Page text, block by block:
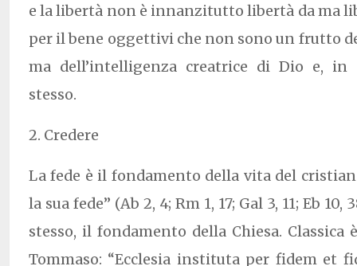
e la libertà non è innanzitutto libertà da ma
per il bene oggettivi che non sono un frutto
ma dell’intelligenza creatrice di Dio e, in
stesso.
2. Credere
La fede è il fondamento della vita del
la sua fede” (Ab 2, 4; Rm 1, 17; Gal 3, 11; Eb 10,
stesso, il fondamento della Chiesa. Classica
Tommaso: “Ecclesia instituta per fidem et